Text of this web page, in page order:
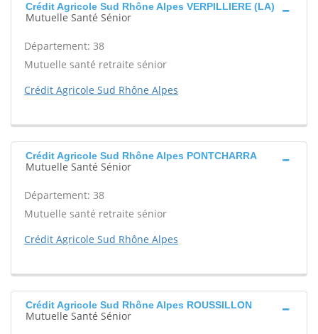
Crédit Agricole Sud Rhône Alpes VERPILLIERE (LA)
Mutuelle Santé Sénior
Département: 38
Mutuelle santé retraite sénior
Crédit Agricole Sud Rhône Alpes
Crédit Agricole Sud Rhône Alpes PONTCHARRA
Mutuelle Santé Sénior
Département: 38
Mutuelle santé retraite sénior
Crédit Agricole Sud Rhône Alpes
Crédit Agricole Sud Rhône Alpes ROUSSILLON
Mutuelle Santé Sénior